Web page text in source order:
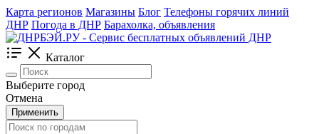
Карта регионов Магазины Блог Телефоны горячих линий
ДНР Погода в ДНР Барахолка, объявления
Каталог
Выберите город
Отмена
Применить